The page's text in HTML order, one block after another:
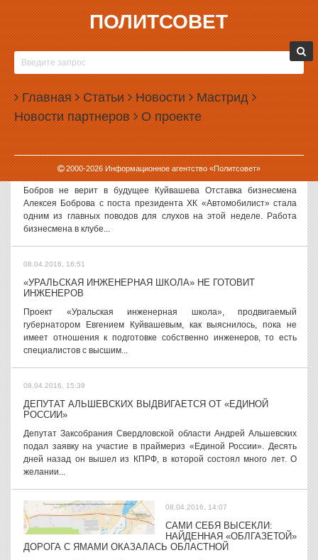
ПОЛИТСОВЕТ
Главная Статьи Новости Мастрид
Новости партнеров О проекте
2000-2026Информационное агентство «Политсовет»
08.04.2016, 18:52
ПОЛИТНЕДЕЛЯ 4-8 АПРЕЛЯ
После бурного окончания марта первая полноценная неделя
апреля выдалась относительно спокойной — бесконечные
обсуждения грязи и дорог всем надоели, а политики, кажется,
взяли передышку и не давали...
08.04.2016, 17:52
СЛУХИ И ВЕРСИИ, 08 АПРЕЛЯ
Бобров не верит в будущее Куйвашева Отставка бизнесмена
Алексея Боброва с поста президента ХК «Автомобилист» стала
одним из главных поводов для слухов на этой неделе. Работа
бизнесмена в клубе...
08.04.2016, 16:51
«УРАЛЬСКАЯ ИНЖЕНЕРНАЯ ШКОЛА» НЕ ГОТОВИТ
ИНЖЕНЕРОВ
Проект «Уральская инженерная школа», продвигаемый
губернатором Евгением Куйвашевым, как выяснилось, пока не
имеет отношения к подготовке собственно инженеров, то есть
специалистов с высшим...
08.04.2016, 15:39
ДЕПУТАТ АЛЬШЕВСКИХ ВЫДВИГАЕТСЯ ОТ «ЕДИНОЙ
РОССИИ»
Депутат Заксобрания Свердловской области Андрей Альшевских
подал заявку на участие в праймериз «Единой России». Десять
дней назад он вышел из КПРФ, в которой состоял много лет. О
желании...
08.04.2016, 14:07
САМИ СЕБЯ ВЫСЕКЛИ:
НАЙДЕННАЯ «ОБЛГАЗЕТОЙ»
ДОРОГА С ЯМАМИ ОКАЗАЛАСЬ ОБЛАСТНОЙ